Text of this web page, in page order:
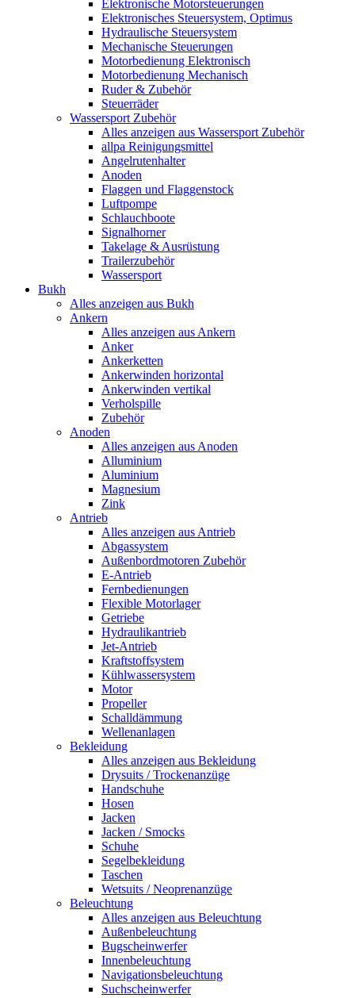
Elektronische Motorsteuerungen
Elektronisches Steuersystem, Optimus
Hydraulische Steuersystem
Mechanische Steuerungen
Motorbedienung Elektronisch
Motorbedienung Mechanisch
Ruder & Zubehör
Steuerräder
Wassersport Zubehör
Alles anzeigen aus Wassersport Zubehör
allpa Reinigungsmittel
Angelrutenhalter
Anoden
Flaggen und Flaggenstock
Luftpompe
Schlauchboote
Signalhorner
Takelage & Ausrüstung
Trailerzubehör
Wassersport
Bukh
Alles anzeigen aus Bukh
Ankern
Alles anzeigen aus Ankern
Anker
Ankerketten
Ankerwinden horizontal
Ankerwinden vertikal
Verholspille
Zubehör
Anoden
Alles anzeigen aus Anoden
Alluminium
Aluminium
Magnesium
Zink
Antrieb
Alles anzeigen aus Antrieb
Abgassystem
Außenbordmotoren Zubehör
E-Antrieb
Fernbedienungen
Flexible Motorlager
Getriebe
Hydraulikantrieb
Jet-Antrieb
Kraftstoffsystem
Kühlwassersystem
Motor
Propeller
Schalldämmung
Wellenanlagen
Bekleidung
Alles anzeigen aus Bekleidung
Drysuits / Trockenanzüge
Handschuhe
Hosen
Jacken
Jacken / Smocks
Schuhe
Segelbekleidung
Taschen
Wetsuits / Neoprenanzüge
Beleuchtung
Alles anzeigen aus Beleuchtung
Außenbeleuchtung
Bugscheinwerfer
Innenbeleuchtung
Navigationsbeleuchtung
Suchscheinwerfer